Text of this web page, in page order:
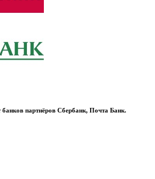
банков партнёров Сбербанк, Почта Банк.